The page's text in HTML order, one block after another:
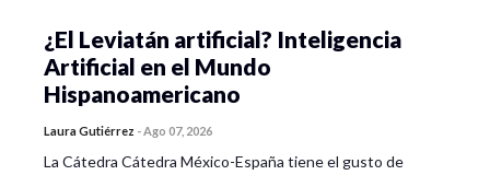
¿El Leviatán artificial? Inteligencia
Artificial en el Mundo
Hispanoamericano
Laura Gutiérrez -Ago 07, 2026
La Cátedra Cátedra México-España tiene el gusto de